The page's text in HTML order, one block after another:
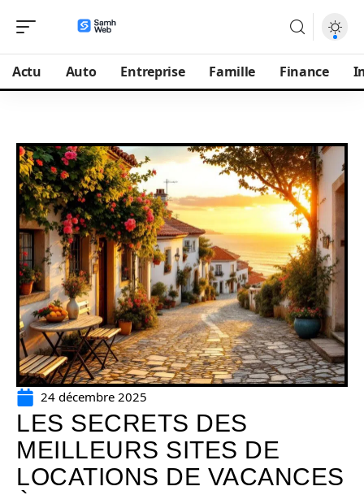
Actu Auto Entreprise Famille Finance
24 décembre 2025
LES SECRETS DES
MEILLEURS SITES DE
LOCATIONS DE VACANCES